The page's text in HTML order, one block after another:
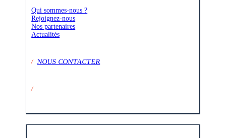
Qui sommes-nous ?
Rejoignez-nous
Nos partenaires
Actualités
/NOUS CONTACTER
/